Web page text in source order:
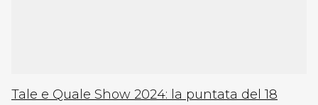
Tale e Quale Show 2024: la puntata del 18